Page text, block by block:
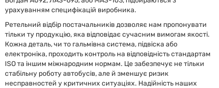
урахуванням специфікацій виробника.
Ретельний відбір постачальників дозволяє нам пропонувати
тільки ту продукцію, яка відповідає сучасним вимогам якості.
Кожна деталь, чи то гальмівна система, підвіска або
електроніка, проходить контроль на відповідність стандартам
ISO та іншим міжнародним нормам. Це забезпечує не тільки
стабільну роботу автобусів, але й зменшує ризик
несправностей у критичних ситуаціях. Надійність наших